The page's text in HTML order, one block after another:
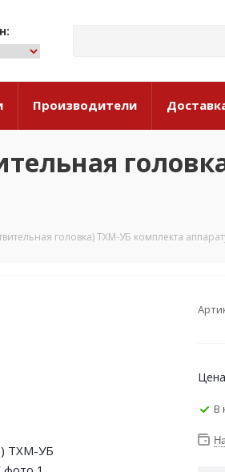
Производители
головка) ТХМ-УБ комплекта
В